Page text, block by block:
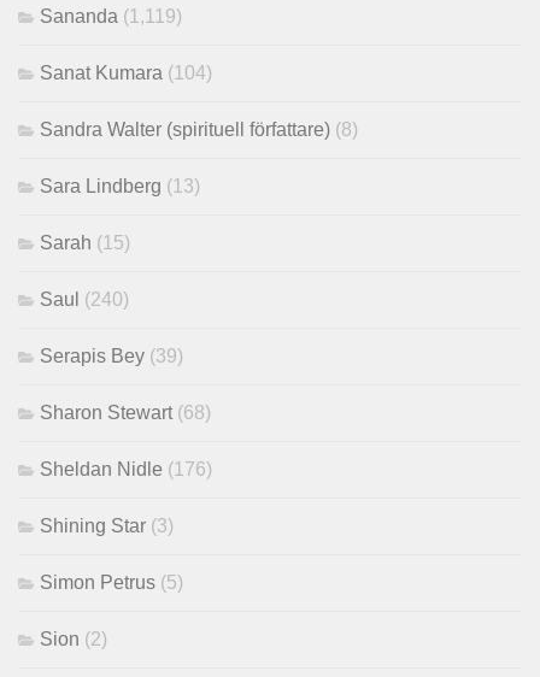
Sananda (1,119)
Sanat Kumara (104)
Sandra Walter (spirituell författare) (8)
Sara Lindberg (13)
Sarah (15)
Saul (240)
Serapis Bey (39)
Sharon Stewart (68)
Sheldan Nidle (176)
Shining Star (3)
Simon Petrus (5)
Sion (2)